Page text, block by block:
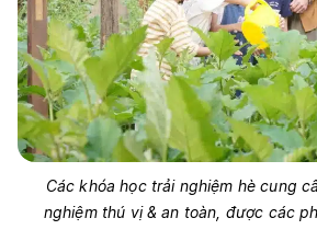
Các khóa học trải nghiệm hè cung
nghiệm thú vị & an toàn, được các